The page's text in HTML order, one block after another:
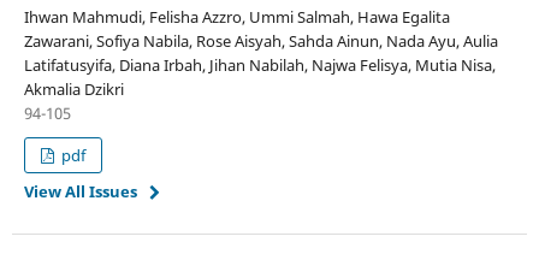
Ihwan Mahmudi, Felisha Azzro, Ummi Salmah, Hawa Egalita
Zawarani, Sofiya Nabila, Rose Aisyah, Sahda Ainun, Nada Ayu, Aulia
Latifatusyifa, Diana Irbah, Jihan Nabilah, Najwa Felisya, Mutia Nisa,
Akmalia Dzikri
94-105
pdf
View All Issues